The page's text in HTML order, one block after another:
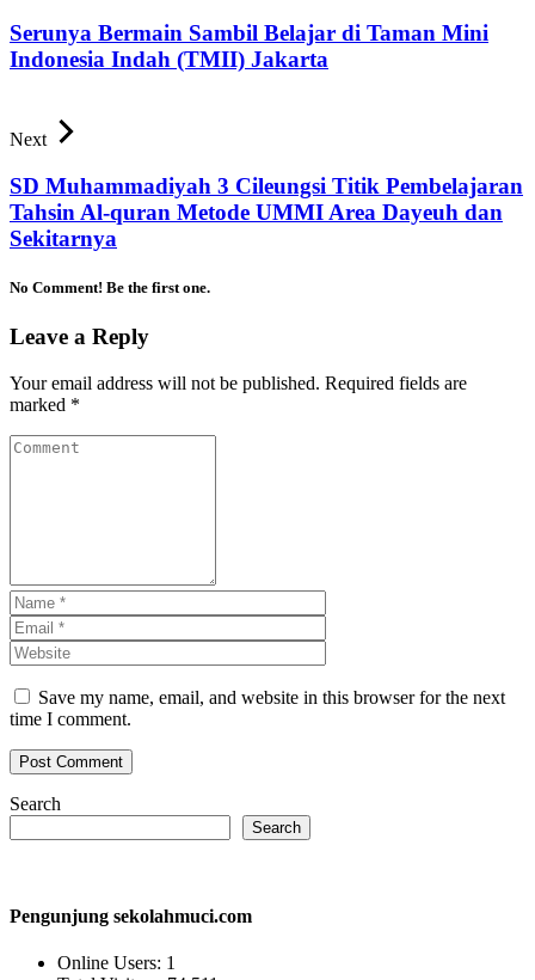
Serunya Bermain Sambil Belajar di Taman Mini
Indonesia Indah (TMII) Jakarta
Next
SD Muhammadiyah 3 Cileungsi Titik Pembelajaran
Tahsin Al-quran Metode UMMI Area Dayeuh dan
Sekitarnya
No Comment! Be the first one.
Leave a Reply
Your email address will not be published. Required fields are
marked *
Save my name, email, and website in this browser for the next
time I comment.
Search
Search
Pengunjung sekolahmuci.com
Online Users: 1